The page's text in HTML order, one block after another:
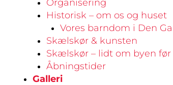
Organisering
Historisk – om os og huset
Vores barndom i Den
Skælskør & kunsten
Skælskør – lidt om byen før
Åbningstider
Galleri